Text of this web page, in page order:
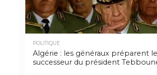
POLITIQUE
Algérie : les généraux préparent le
successeur du président